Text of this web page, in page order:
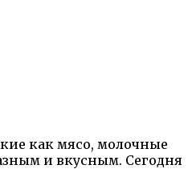
как мясо, молочные
и вкусным. Сегодня